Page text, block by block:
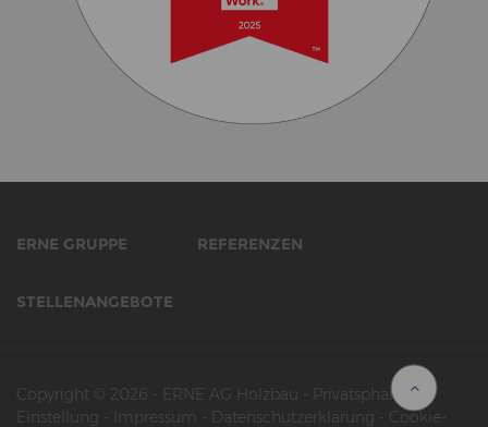
ERNE GRUPPE REFERENZEN
STELLENANGEBOTE
Copyright © 2026 - ERNE AG Holzbau - Privatsphäre-
Einstellung - Impressum - Datenschutzerklärung - Cookie-